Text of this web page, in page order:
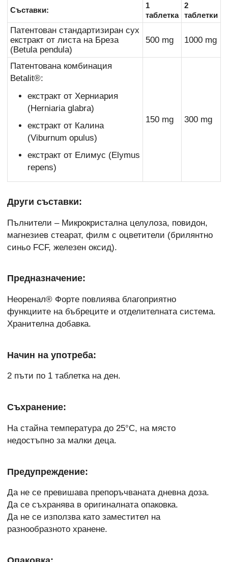
Съставки:
1
таблетка
2
таблетки
Патентован стандартизиран сух
екстракт от листа на Бреза
(Betula pendula)
500 mg 1000 mg
Патентована комбинация
Betalit®:
екстракт oт Херниария
(Herniaria glabra)
екстракт oт Калина
(Viburnum opulus)
екстракт от Елимус (Elymus
repens)
150 mg 300 mg
Други съставки:
Пълнители – Микрокристална целулоза, повидон,
магнезиев стеарат, филм с оцветители (брилянтно
синьо FCF, железен оксид).
Предназначение:
Неоренал® Форте повлиява благоприятно
функциите на бъбреците и отделителната система.
Хранителна добавка.
Начин на употреба:
2 пъти по 1 таблетка на ден.
Съхранение:
На стайна температура до 25°C, на място
недостъпно за малки деца.
Предупреждение:
Да не се превишава препоръчваната дневна доза.
Да се съхранява в оригиналната опаковка.
Да не се използва като заместител на
разнообразното хранене.